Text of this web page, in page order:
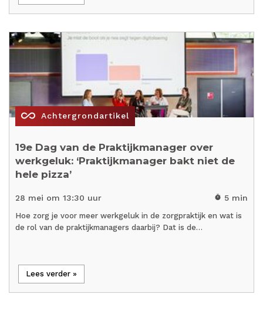
all_inclusive Achtergrondartikel
19e Dag van de Praktijkmanager over
werkgeluk: ‘Praktijkmanager bakt niet de
hele pizza’
28 mei om 13:30 uur timer 5 min
Hoe zorg je voor meer werkgeluk in de zorgpraktijk en wat is
de rol van de praktijkmanagers daarbij? Dat is de…
Lees verder »